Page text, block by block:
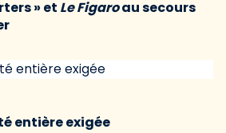
» et Le Figaroau secours
entière exigée